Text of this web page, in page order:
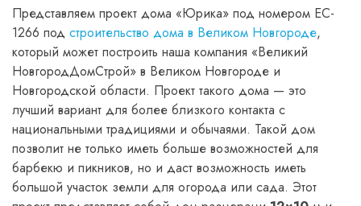
Представляем проект дома «Юрика» под номером EC-
1266 под строительство дома в Великом Новгороде,
который может построить наша компания «Великий
НовгородДомСтрой» в Великом Новгороде и
Новгородской области. Проект такого дома — это
лучший вариант для более близкого контакта с
национальными традициями и обычаями. Такой дом
позволит не только иметь больше возможностей для
барбекю и пикников, но и даст возможность иметь
большой участок земли для огорода или сада. Этот